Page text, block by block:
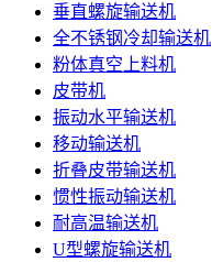
垂直螺旋输送机
全不锈钢冷却输送机
粉体真空上料机
皮带机
振动水平输送机
移动输送机
折叠皮带输送机
惯性振动输送机
耐高温输送机
U型螺旋输送机